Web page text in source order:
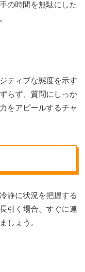
の時間を無駄にした
ティブな態度を示す
らず、質問にしっか
をアピールするチャ
静に状況を把握する
引く場合、すぐに連
しょう。